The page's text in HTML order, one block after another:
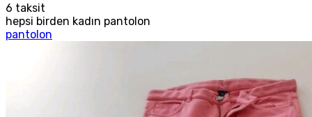
6 taksit
hepsi birden kadın pantolon
pantolon